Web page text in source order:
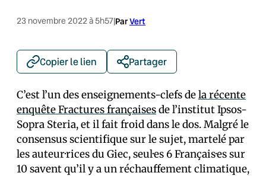
23 novembre 2022 à 5h57|ParVert
Copier le lien Partager
C’est l’un des enseignements-clefs dela récente
enquête Fractures françaisesde l’institut Ipsos-
Sopra Steria, et il fait froid dans le dos. Malgré le
consensus scientifique sur le sujet, martelé par
les auteur·rices du Giec, seul·es 6 Français·es sur
10 savent qu’il y a un réchauffement climatique,